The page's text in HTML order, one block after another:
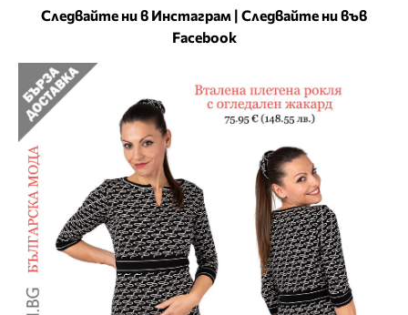
Следвайте ни в Инстаграм | Следвайте ни във
Facebook